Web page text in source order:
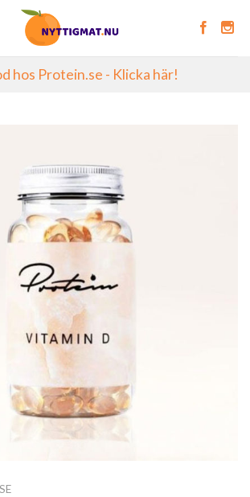
hos Protein.se - Klicka här!